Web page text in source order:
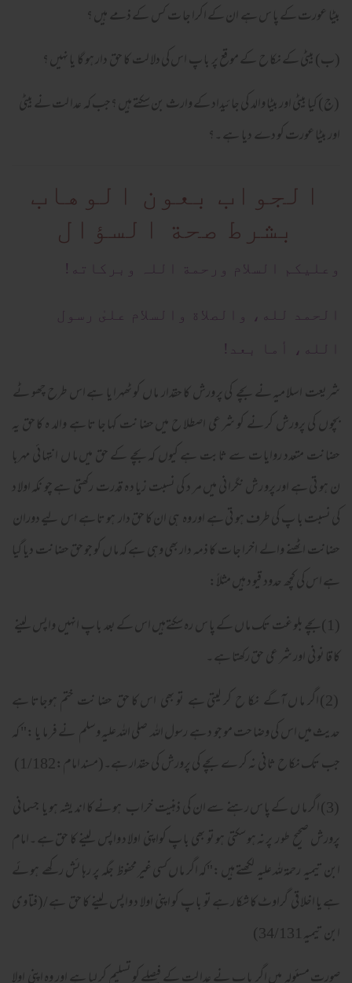
بیٹا عورت کے پا س ہے ان کے اکرا جا ت کس کے ذمے ہیں ؟
(ب) بیٹی کے نکا ح کے مو قع پر با پ اس کی دلا لت کا حق دار ہو گا یا نہیں ؟
(ج) کیا بیٹی اور بیٹا والد کی جا ئیداد کے وارث بن سکتے ہیں ؟جب کہ عدا لت نے بیٹی
اور بیٹا عورت کو دے دیا ہے ۔؟
الجواب بعون الوهاب
بشرط صحة السؤال
وعلیکم السلام ورحمة اللہ وبرکاته!
الحمد لله، والصلاة والسلام علىٰ رسول
الله، أما بعد!
شریعت اسلا میہ نے بچے کی پر ورش کا حقدار ما ں کو ٹھہرا یا ہے اس طرح چھو ٹے
بچو ں کی پرورش کر نے کو شر عی اصطلا ح میں حضا نت کہا جا تا ہے والد ہ کا حق یہ
حضا نت متعدد روایا ت سے ثا بت ہے کیوں کہ بچے کے حق میں ما ں انتہا ئی مہربا
ن ہو تی ہے اور پرو رش نگرا نی میں مر د کی نسبت زیا د ہ قدرت رکھتی ہے چو نکہ اولا د
کی نسبت با پ کی طرف ہو تی ہے اور وہ ہی ان کا حق دار ہو تا ہے اس لیے دوران
حضانت اٹھنے والے اخرا جا ت کا ذمہ دار بھی وہی ہے کہ ما ں کو جو حق حضا نت دیا گیا
ہے اس کی کچھ حدود قیو د ہیں مثلاً:
(1)بچے بلو غت تک ما ں کے پا س رہ سکتےہیں اس کے بعد با پ انہیں واپس لینے
کا قا نو نی اور شر عی حق رکھتا ہے ۔
(2) اگر ما ں آگے نکا ح کر لیتی ہے تو بھی اس کا حق حضا نت ختم ہوجاتا ہے
حدیث میں اس کی وضا حت مو جو د ہے رسول اللہ صلی اللہ علیہ وسلم نے فر ما یا :" کہ
جب تک نکا ح ثا نی نہ کر ے بچے کی پرورش کی حقدار ہے۔(مسند امام:1/182)
(3) اگر ما ں کے پا س رہنے سے ان کی ذہنیت خرا ب ہو نے کا اند یشہ ہو یا جسما نی
پرورش صحیح طو ر پر نہ ہو سکتی ہو تو بھی با پ کواپنی اولا د واپس لینے کا حق ہے ۔امام
ابن تیمیہ رحمۃ للہ علیہ لکھتے ہیں :"کہ اگر ما ں کسی غیر محفوظ جگہ پر رہا ئش رکھے ہو ئے
ہے یا اخلا قی گراوٹ کا شکا ر ہے تو با پ کو اپنی اولا د واپس لینے کا حق ہے /(فتا وی
ابن تیمیہ 34/131)